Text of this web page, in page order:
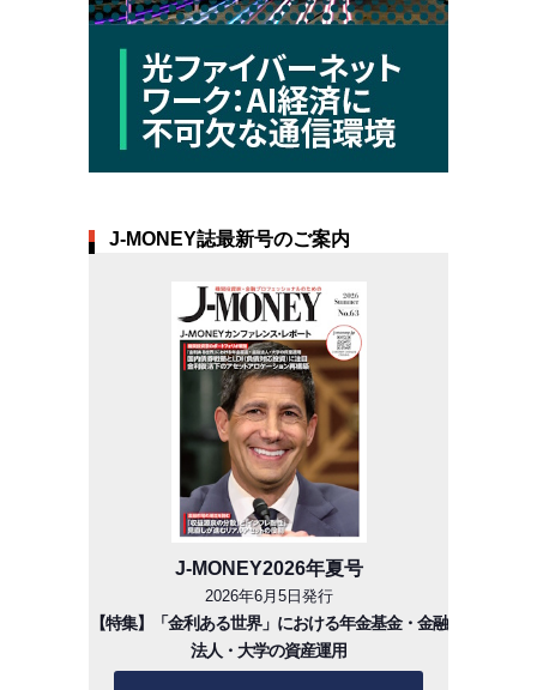
J-MONEY誌最新号のご案内
J-MONEY2026年夏号
2026年6月5日発行
【特集】「金利ある世界」における年金基金・金融
法人・大学の資産運用